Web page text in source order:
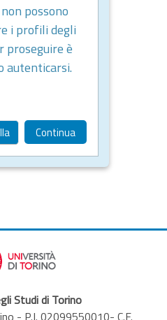
possono
i profili degli
proseguire è
autenticarsi.
Continua
Studi di Torino
- P.I. 02099550010- C.F.